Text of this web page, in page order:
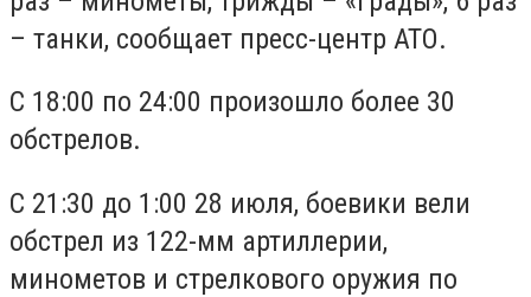
– танки, сообщает пресс-центр АТО.
С 18:00 по 24:00 произошло более 30
обстрелов.
С 21:30 до 1:00 28 июля, боевики вели
обстрел из 122-мм артиллерии,
минометов и стрелкового оружия по